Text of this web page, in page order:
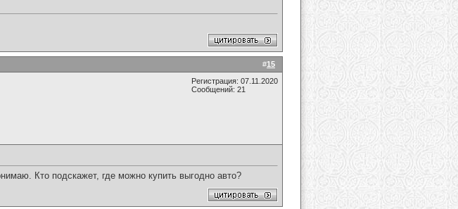
#15
Регистрация: 07.11.2020
Сообщений: 21
Кто подскажет, где можно купить выгодно авто?